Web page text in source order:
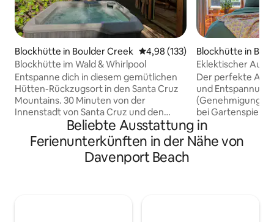
Blockhütte in Boulder Creek Durchschnittliche Bewertung:
4,98 (133)
Blockhütte im Wald & Whirlpool
Entspanne dich in diesem gemütlichen
Hütten-Rückzugsort in den Santa Cruz
Mountains. 30 Minuten von der
Innenstadt von Santa Cruz und den
Stränden entfernt. Dieses charmante
400 Quadratfuß große Studio ist die
perfekte Umgebung, um sich vom
Stadtleben zu trennen und in die
Blockhütte in
Eklektischer
Der perfekte
und
(Genehmigung 251052)
bei
Sonne von der
dich in einer
Schatten.
Beliebte Ausstattung in
Ferienunterkünften in der Nähe von
Davenport Beach